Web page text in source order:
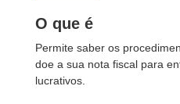
O que é
Permite saber os
doe a sua nota fiscal para
lucrativos.